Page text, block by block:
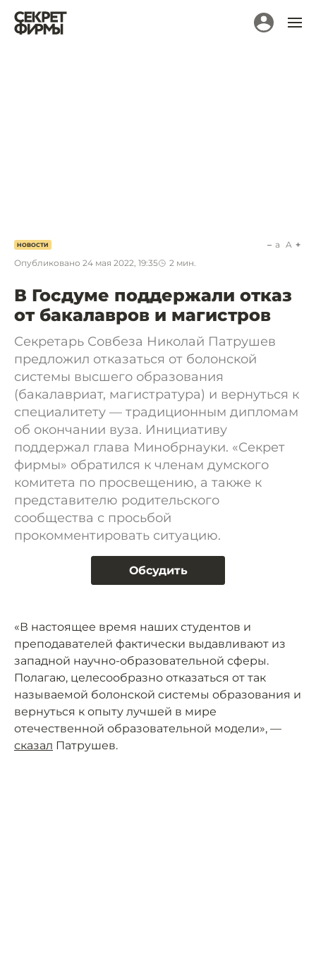
НОВОСТИ
Опубликовано 24 мая 2022, 19:35 2 мин.
a A
В Госдуме поддержали отказ
от бакалавров и магистров
Секретарь Совбеза Николай Патрушев
предложил отказаться от болонской
системы высшего образования
(бакалавриат, магистратура) и вернуться к
специалитету — традиционным дипломам
об окончании вуза. Инициативу
поддержал глава Минобрнауки. «Секрет
фирмы» обратился к членам думского
комитета по просвещению, а также к
представителю родительского
сообщества с просьбой
прокомментировать ситуацию.
Обсудить
«В настоящее время наших студентов и
преподавателей фактически выдавливают из
западной научно-образовательной сферы.
Полагаю, целесообразно отказаться от так
называемой болонской системы образования и
вернуться к опыту лучшей в мире
отечественной образовательной модели», —
сказал Патрушев.